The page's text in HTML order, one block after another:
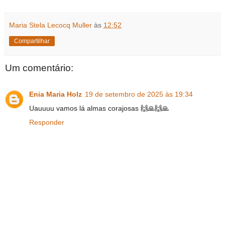
Maria Stela Lecocq Muller às 12:52
Compartilhar
Um comentário:
Enia Maria Holz 19 de setembro de 2025 às 19:34
Uauuuu vamos lá almas corajosas 🙌🙏🙌🙏
Responder